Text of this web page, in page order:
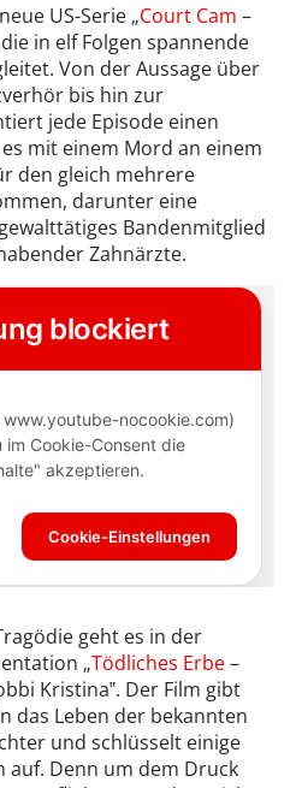
US-Serie „Court Cam –
in elf Folgen spannende
Von der Aussage über
bis hin zur
jede Episode einen
mit einem Mord an einem
den gleich mehrere
darunter eine
Bandenmitglied
Zahnärzte.
geht es in der
„Tödliches Erbe–
Kristina‟. Der Film gibt
das Leben der bekannten
und schlüsselt einige
auf. Denn um dem Druck